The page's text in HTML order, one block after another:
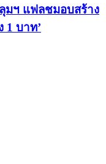
มฯ แฟลชมอบสร้าง
1 บาท’